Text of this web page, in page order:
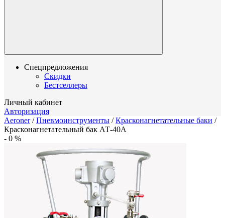
Спецпредложения
Скидки
Бестселлеры
Личный кабинет
Авторизация
Aeroner/Пневмоинструменты /Красконагнетательные баки /
Красконагнетательный бак АТ-40А
- 0 %